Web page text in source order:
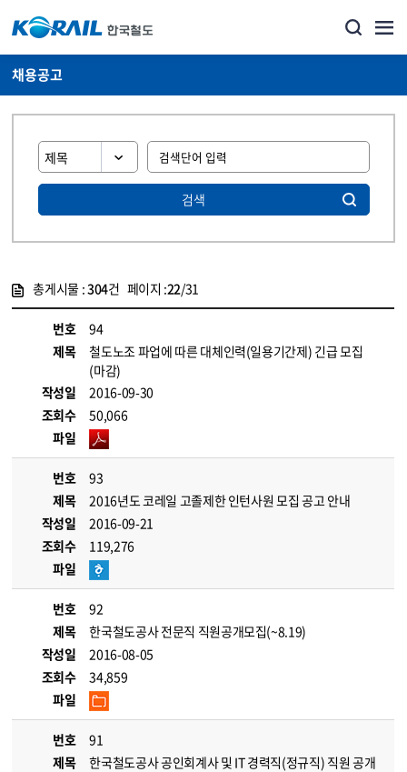
채용공고
검색
총게시물 :304건 페이지 :22/31
번호
94
제목
철도노조 파업에 따른 대체인력(일용기간제) 긴급 모집
(마감)
작성일
2016-09-30
조회수
50,066
파일
번호
93
제목
2016년도 코레일 고졸제한 인턴사원 모집 공고 안내
작성일
2016-09-21
조회수
119,276
파일
번호
92
제목
한국철도공사 전문직 직원공개모집(~8.19)
작성일
2016-08-05
조회수
34,859
파일
번호
91
제목
한국철도공사 공인회계사 및 IT 경력직(정규직) 직원 공개